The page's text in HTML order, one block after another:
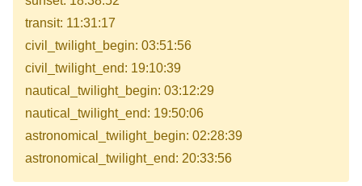
transit: 11:31:17
civil_twilight_begin: 03:51:56
civil_twilight_end: 19:10:39
nautical_twilight_begin: 03:12:29
nautical_twilight_end: 19:50:06
astronomical_twilight_begin: 02:28:39
astronomical_twilight_end: 20:33:56